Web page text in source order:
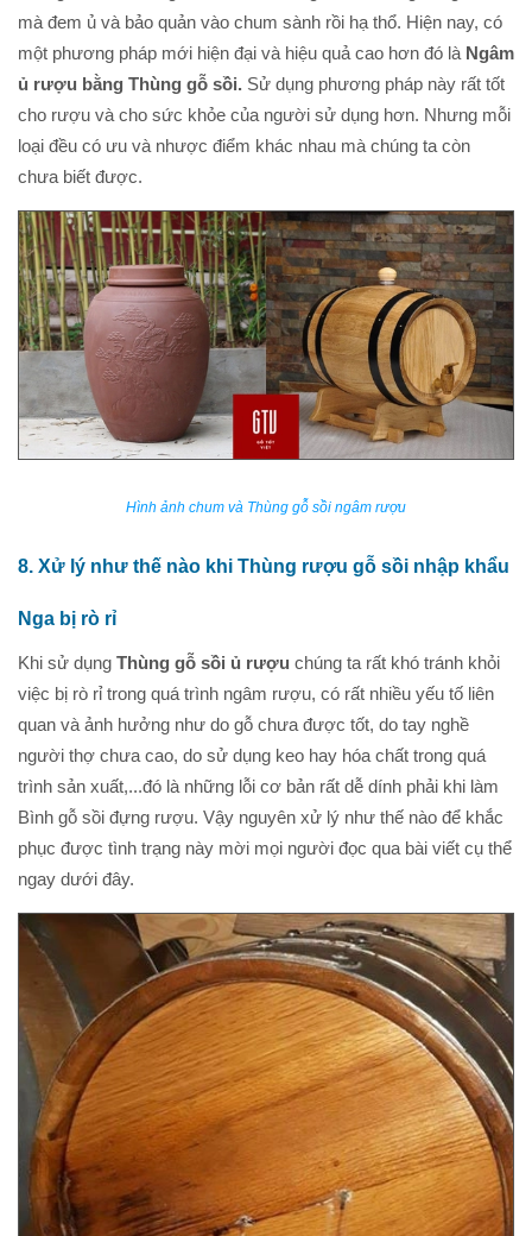
mà đem ủ và bảo quản vào chum sành rồi hạ thổ. Hiện nay, có
một phương pháp mới hiện đại và hiệu quả cao hơn đó là Ngâm
ủ rượu bằng Thùng gỗ sồi. Sử dụng phương pháp này rất tốt
cho rượu và cho sức khỏe của người sử dụng hơn. Nhưng mỗi
loại đều có ưu và nhược điểm khác nhau mà chúng ta còn
chưa biết được.
Hình ảnh chum và Thùng gỗ sồi ngâm rượu
8. Xử lý như thế nào khi Thùng rượu gỗ sồi nhập khẩu
Nga bị rò rỉ
Khi sử dụng Thùng gỗ sồi ủ rượu chúng ta rất khó tránh khỏi
việc bị rò rỉ trong quá trình ngâm rượu, có rất nhiều yếu tố liên
quan và ảnh hưởng như do gỗ chưa được tốt, do tay nghề
người thợ chưa cao, do sử dụng keo hay hóa chất trong quá
trình sản xuất,...đó là những lỗi cơ bản rất dễ dính phải khi làm
Bình gỗ sồi đựng rượu. Vậy nguyên xử lý như thế nào để khắc
phục được tình trạng này mời mọi người đọc qua bài viết cụ thể
ngay dưới đây.